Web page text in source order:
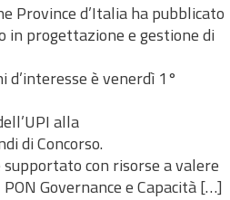
Province d’Italia ha pubblicato
in progettazione e gestione di
è venerdì 1°
alla
di Concorso.
con risorse a valere
Governance e Capacità […]